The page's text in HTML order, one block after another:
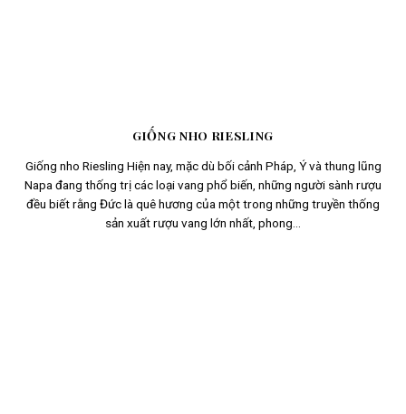
GIỐNG NHO RIESLING
Giống nho Riesling Hiện nay, mặc dù bối cảnh Pháp, Ý và thung lũng
Napa đang thống trị các loại vang phổ biến, những người sành rượu
đều biết rằng Đức là quê hương của một trong những truyền thống
sản xuất rượu vang lớn nhất, phong...